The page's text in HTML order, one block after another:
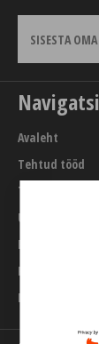
Avaleht
Tehtud tööd
Teenused
URL builder
Blogi
Kontakt